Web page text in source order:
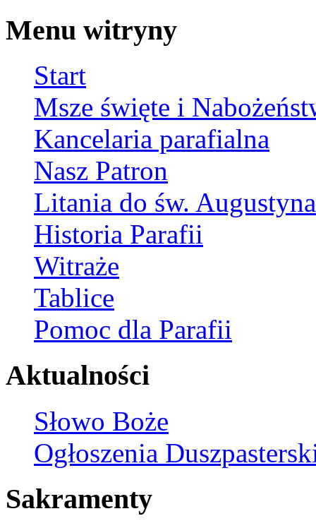
Menu witryny
Start
Msze święte i
Kancelaria parafialna
Nasz Patron
Litania do św. Augustyna
Historia Parafii
Witraże
Tablice
Pomoc dla Parafii
Aktualności
Słowo Boże
Ogłoszenia
Sakramenty